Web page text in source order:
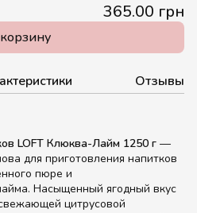
365.00 грн
Отзывы
LOFT Клюква-Лайм 1250 г —
для приготовления напитков
пюре и
Насыщенный ягодный вкус
цитрусовой